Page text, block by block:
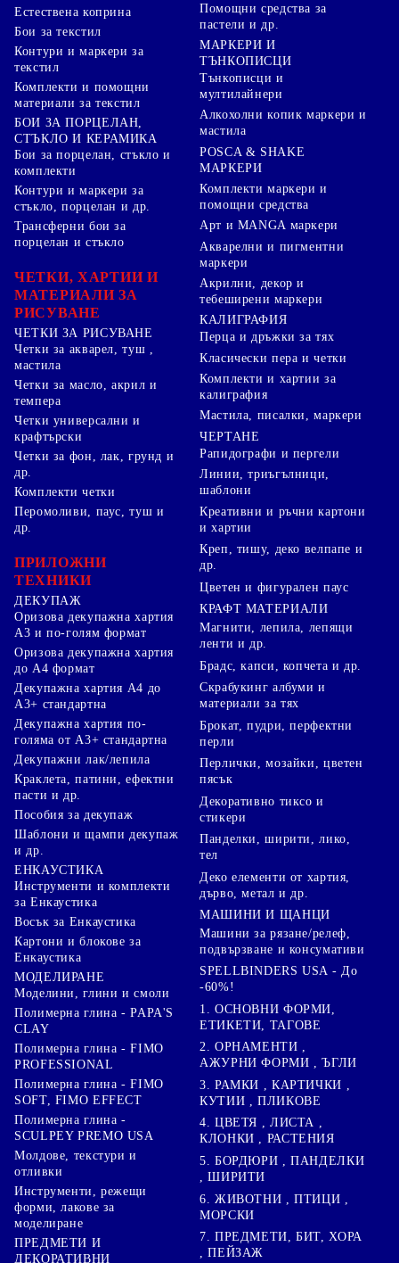
Естествена коприна
Бои за текстил
Контури и маркери за
текстил
Комплекти и помощни
материали за текстил
БОИ ЗА ПОРЦЕЛАН,
СТЪКЛО И КЕРАМИКА
Бои за порцелан, стъкло и
комплекти
Контури и маркери за
стъкло, порцелан и др.
Трансферни бои за
порцелан и стъкло
ЧЕТКИ, ХАРТИИ И
МАТЕРИАЛИ ЗА
РИСУВАНЕ
ЧЕТКИ ЗА РИСУВАНЕ
Четки за акварел, туш ,
мастила
Четки за масло, акрил и
темпера
Четки универсални и
крафтърски
Четки за фон, лак, грунд и
др.
Комплекти четки
Помощни средства за
пастели и др.
МАРКЕРИ И
ТЪНКОПИСЦИ
Тънкописци и
мултилайнери
Алкохолни копик маркери и
мастила
POSCA & SHAKE
МАРКЕРИ
Комплекти маркери и
помощни средства
Арт и MANGA маркери
Акварелни и пигментни
маркери
Акрилни, декор и
тебеширени маркери
КАЛИГРАФИЯ
Перца и дръжки за тях
Класически пера и четки
Комплекти и хартии за
калиграфия
Мастила, писалки, маркери
ЧЕРТАНЕ
Рапидографи и пергели
Линии, триъгълници,
шаблони
Перомоливи, паус, туш и
др.
ПРИЛОЖНИ
ТЕХНИКИ
ДЕКУПАЖ
Оризова декупажна хартия
А3 и по-голям формат
Оризова декупажна хартия
до А4 формат
Декупажна хартия А4 до
А3+ стандартна
Декупажна хартия по-
голяма от А3+ стандартна
Декупажни лак/лепила
Краклета, патини, ефектни
пасти и др.
Пособия за декупаж
Шаблони и щампи декупаж
и др.
ЕНКАУСТИКА
Инструменти и комплекти
за Енкаустика
Восък за Енкаустика
Картони и блокове за
Енкаустика
МОДЕЛИРАНЕ
Моделини, глини и смоли
Полимерна глина - PAPA'S
CLAY
Полимерна глина - FIMO
PROFESSIONAL
Полимерна глина - FIMO
SOFT, FIMO EFFECT
Полимерна глина -
SCULPEY PREMO USA
Молдове, текстури и
отливки
Инструменти, режещи
форми, лакове за
моделиране
ПРЕДМЕТИ И
ДЕКОРАТИВНИ
Креативни и ръчни картони
и хартии
Креп, тишу, деко велпапе и
др.
Цветен и фигурален паус
КРАФТ МАТЕРИАЛИ
Магнити, лепила, лепящи
ленти и др.
Брадс, капси, копчета и др.
Скрабукинг албуми и
материали за тях
Брокат, пудри, перфектни
перли
Перлички, мозайки, цветен
пясък
Декоративно тиксо и
стикери
Панделки, ширити, лико,
тел
Деко елементи от хартия,
дърво, метал и др.
МАШИНИ И ЩАНЦИ
Машини за рязане/релеф,
подвързване и консумативи
SPELLBINDERS USA - До
-60%!
1. ОСНОВНИ ФОРМИ,
ЕТИКЕТИ, ТАГОВЕ
2. ОРНАМЕНТИ ,
АЖУРНИ ФОРМИ , ЪГЛИ
3. РАМКИ , КАРТИЧКИ ,
КУТИИ , ПЛИКОВЕ
4. ЦВЕТЯ , ЛИСТА ,
КЛОНКИ , РАСТЕНИЯ
5. БОРДЮРИ , ПАНДЕЛКИ
, ШИРИТИ
6. ЖИВОТНИ , ПТИЦИ ,
МОРСКИ
7. ПРЕДМЕТИ, БИТ, ХОРА
, ПЕЙЗАЖ